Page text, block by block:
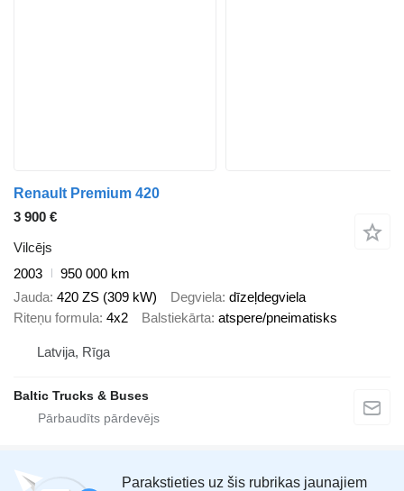
Renault Premium 420
3 900 €
Vilcējs
2003
950 000 km
Jauda 420 ZS (309 kW) Degviela dīzeļdegviela
Riteņu formula 4x2 Balstiekārta atspere/pneimatisks
Latvija, Rīga
Baltic Trucks & Buses
Parakstieties uz šis rubrikas jaunajiem